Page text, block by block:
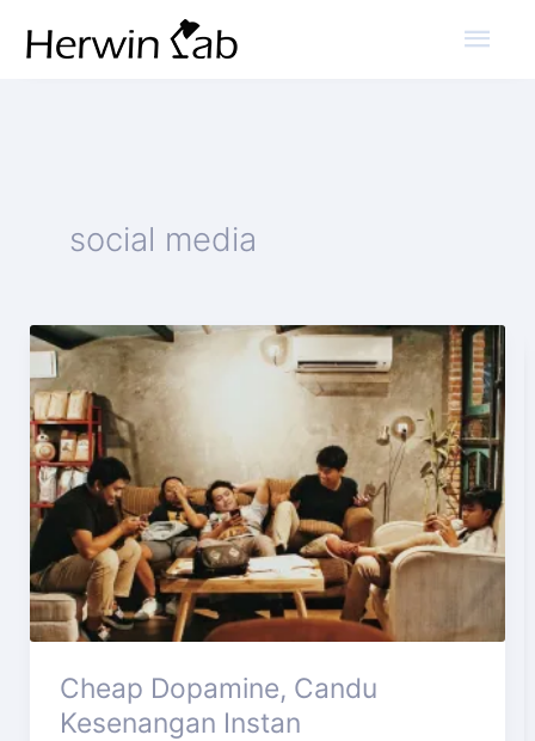
social media
Cheap Dopamine, Candu
Kesenangan Instan